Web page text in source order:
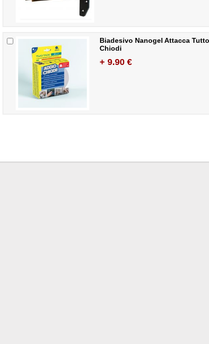
Biadesivo Nanogel Attacca
Chiodi
+ 9.90 €